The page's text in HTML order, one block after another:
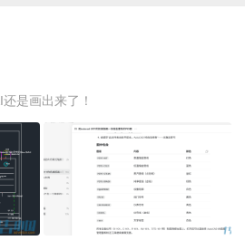
是画出来了！